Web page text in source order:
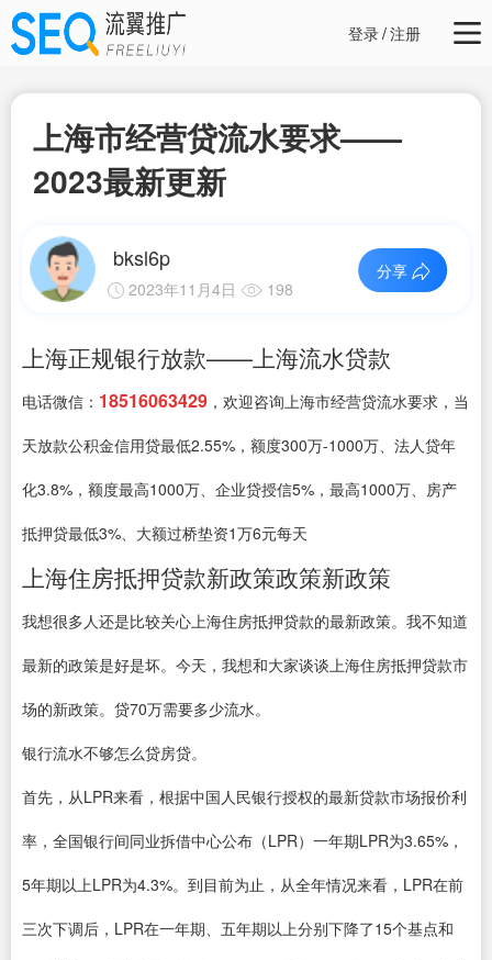
登录/注册
上海市经营贷流水要求——
2023最新更新
bksl6p
2023年11月4日 198
分享
上海正规银行放款——上海流水贷款
电话微信： 18516063429 ，欢迎咨询上海市经营贷流水要求，当
天放款公积金信用贷最低2.55%，额度300万-1000万、法人贷年
化3.8%，额度最高1000万、企业贷授信5%，最高1000万、房产
抵押贷最低3%、大额过桥垫资1万6元每天
上海住房抵押贷款新政策政策新政策
我想很多人还是比较关心上海住房抵押贷款的最新政策。我不知道
最新的政策是好是坏。今天，我想和大家谈谈上海住房抵押贷款市
场的新政策。贷70万需要多少流水。
银行流水不够怎么贷房贷。
首先，从LPR来看，根据中国人民银行授权的最新贷款市场报价利
率，全国银行间同业拆借中心公布（LPR）一年期LPR为3.65%，
5年期以上LPR为4.3%。到目前为止，从全年情况来看，LPR在前
三次下调后，LPR在一年期、五年期以上分别下降了15个基点和